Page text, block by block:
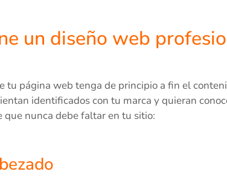
un diseño web
tu página web tenga de principio a fin el
identificados con tu marca y quieran
nunca debe faltar en tu sitio: